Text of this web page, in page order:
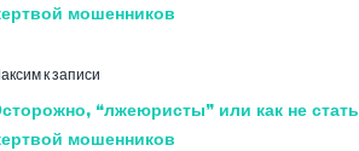
мошенников
к записи
“лжеюристы” или как не стать
мошенников